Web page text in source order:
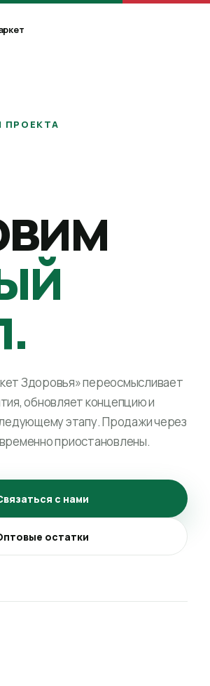
ПРОЕКТА
Здоровья» переосмысливает
обновляет концепцию и
этапу. Продажи через
приостановлены.
с нами
остатки